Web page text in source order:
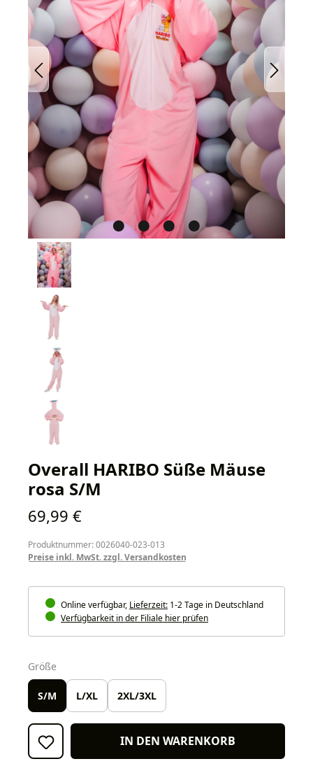
Overall HARIBO Süße Mäuse
rosa S/M
Regulärer Preis:
69,99 €
Produktnummer: 0026040-023-013
Preise inkl. MwSt. zzgl. Versandkosten
Online verfügbar, Lieferzeit: 1-2 Tage in Deutschland
Verfügbarkeit in der Filiale hier prüfen
Größe
S/M L/XL 2XL/3XL
IN DEN WARENKORB